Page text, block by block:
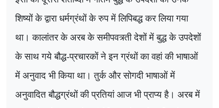
शिष्यों के द्वारा धर्मग्रंथों के रुप में लिपिबद्ध कर लिया गया
था। कालांतर के अरब के समीपवत्र्ती देशों में बुद्ध के उपदेशों
के साथ गये बौद्ध-प्रचारकों ने इन ग्रंथों का वहां की भाषाओं
में अनुवाद भी किया था। तुर्क और सोगदी भाषाओं में
अनुवादित बौद्धग्रंथों की प्रतियां आज भी प्राप्य है। अरब में